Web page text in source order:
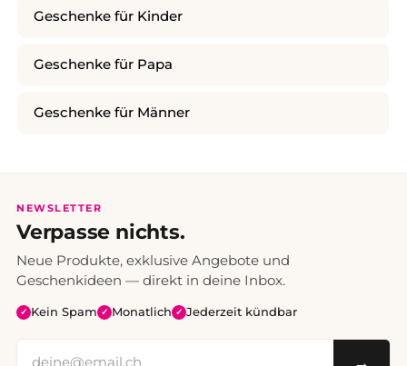
Geschenke für Kinder
Geschenke für Papa
Geschenke für Männer
NEWSLETTER
Verpasse nichts.
Neue Produkte, exklusive Angebote und
Geschenkideen — direkt in deine Inbox.
✓ Kein Spam ✓ Monatlich ✓ Jederzeit kündbar
→